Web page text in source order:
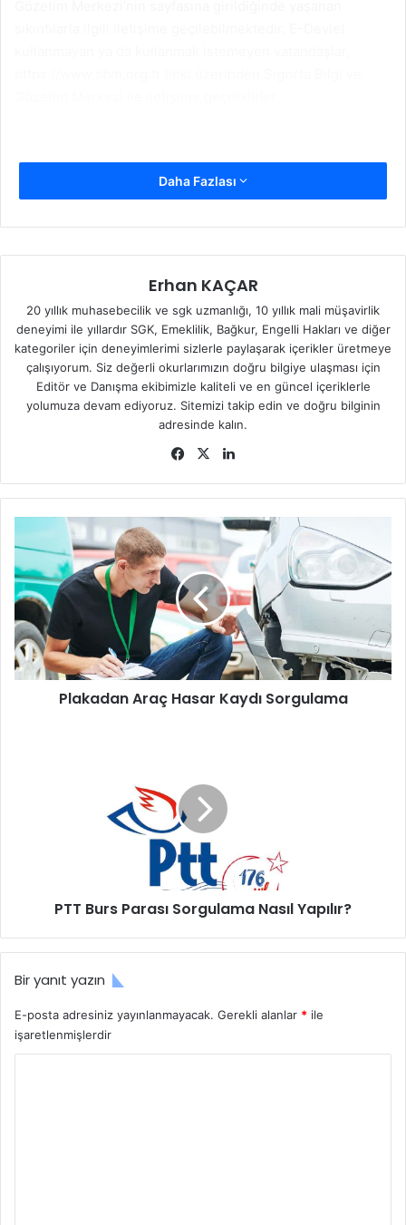
Daha Fazlası
Erhan KAÇAR
20 yıllık muhasebecilik ve sgk uzmanlığı, 10 yıllık mali müşavirlik
deneyimi ile yıllardır SGK, Emeklilik, Bağkur, Engelli Hakları ve diğer
kategoriler için deneyimlerimi sizlerle paylaşarak içerikler üretmeye
çalışıyorum. Siz değerli okurlarımızın doğru bilgiye ulaşması için
Editör ve Danışma ekibimizle kaliteli ve en güncel içeriklerle
yolumuza devam ediyoruz. Sitemizi takip edin ve doğru bilginin
adresinde kalın.
Facebook
X
Araç
Hasar
Kaydı
Sorgulama
Plakadan Araç Hasar Kaydı Sorgulama
PTT Burs Parası Sorgulama Nasıl Yapılır?
Bir yanıt yazın
E-posta adresiniz yayınlanmayacak. Gerekli alanlar * ile
işaretlenmişlerdir